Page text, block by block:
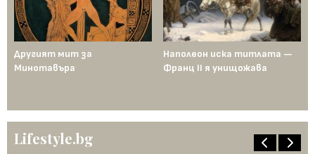
Другият мит за
Минотавъра
Наполеон иска титлата —
Франц II я унищожава
Lifestyle.bg